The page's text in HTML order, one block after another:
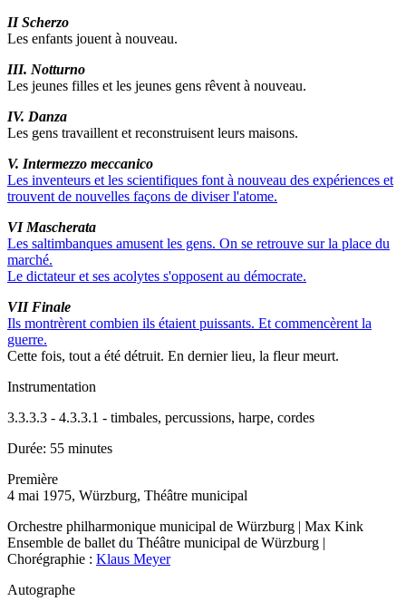
II Scherzo
Les enfants jouent à nouveau.
III. Notturno
Les jeunes filles et les jeunes gens rêvent à nouveau.
IV. Danza
Les gens travaillent et reconstruisent leurs maisons.
V. Intermezzo meccanico
Les inventeurs et les scientifiques font à nouveau des expériences et
trouvent de nouvelles façons de diviser l'atome.
VI Mascherata
Les saltimbanques amusent les gens. On se retrouve sur la place du
marché.
Le dictateur et ses acolytes s'opposent au démocrate.
VII Finale
Ils montrèrent combien ils étaient puissants. Et commencèrent la
guerre.
Cette fois, tout a été détruit. En dernier lieu, la fleur meurt.
Instrumentation
3.3.3.3 - 4.3.3.1 - timbales, percussions, harpe, cordes
Durée: 55 minutes
Première
4 mai 1975, Würzburg, Théâtre municipal
Orchestre philharmonique municipal de Würzburg | Max Kink
Ensemble de ballet du Théâtre municipal de Würzburg |
Chorégraphie : Klaus Meyer
Autographe